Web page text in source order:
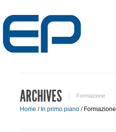
ARCHIVES Formazione
Home / In primo piano / Formazione